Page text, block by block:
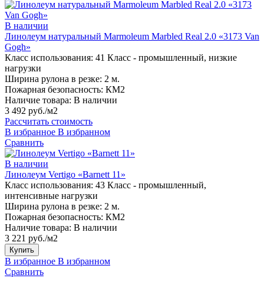
В наличии
Линолеум натуральный Marmoleum Marbled Real 2.0 «3173 Van
Gogh»
Класс использования: 41 Класс - промышленный, низкие
нагрузки
Ширина рулона в резке: 2 м.
Пожарная безопасность: КМ2
Наличие товара: В наличии
3 492 руб./м2
Рассчитать стоимость
В избранное В избранном
Сравнить
В наличии
Линолеум Vertigo «Barnett 11»
Класс использования: 43 Класс - промышленный,
интенсивные нагрузки
Ширина рулона в резке: 2 м.
Пожарная безопасность: КМ2
Наличие товара: В наличии
3 221 руб./м2
Купить
В избранное В избранном
Сравнить